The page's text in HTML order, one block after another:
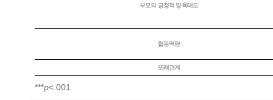
부모의 긍정적 양육태도
협동역량
또래관계
***p<.001